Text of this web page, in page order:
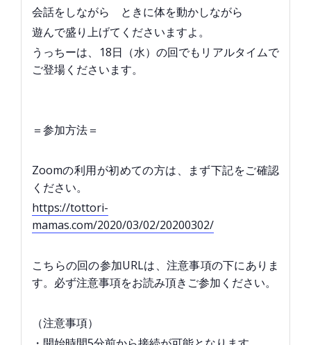
会話をしながら ときに体を動かしながら
遊んで盛り上げてくださいますよ。
うっちーは、18日（水）の回でもリアルタイムで
ご登場くださいます。
＝参加方法＝
Zoomの利用が初めての方は、まず下記をご確認
ください。
https://tottori-
mamas.com/2020/03/02/20200302/
こちらの回の参加URLは、注意事項の下にありま
す。必ず注意事項をお読み頂きご参加ください。
（注意事項）